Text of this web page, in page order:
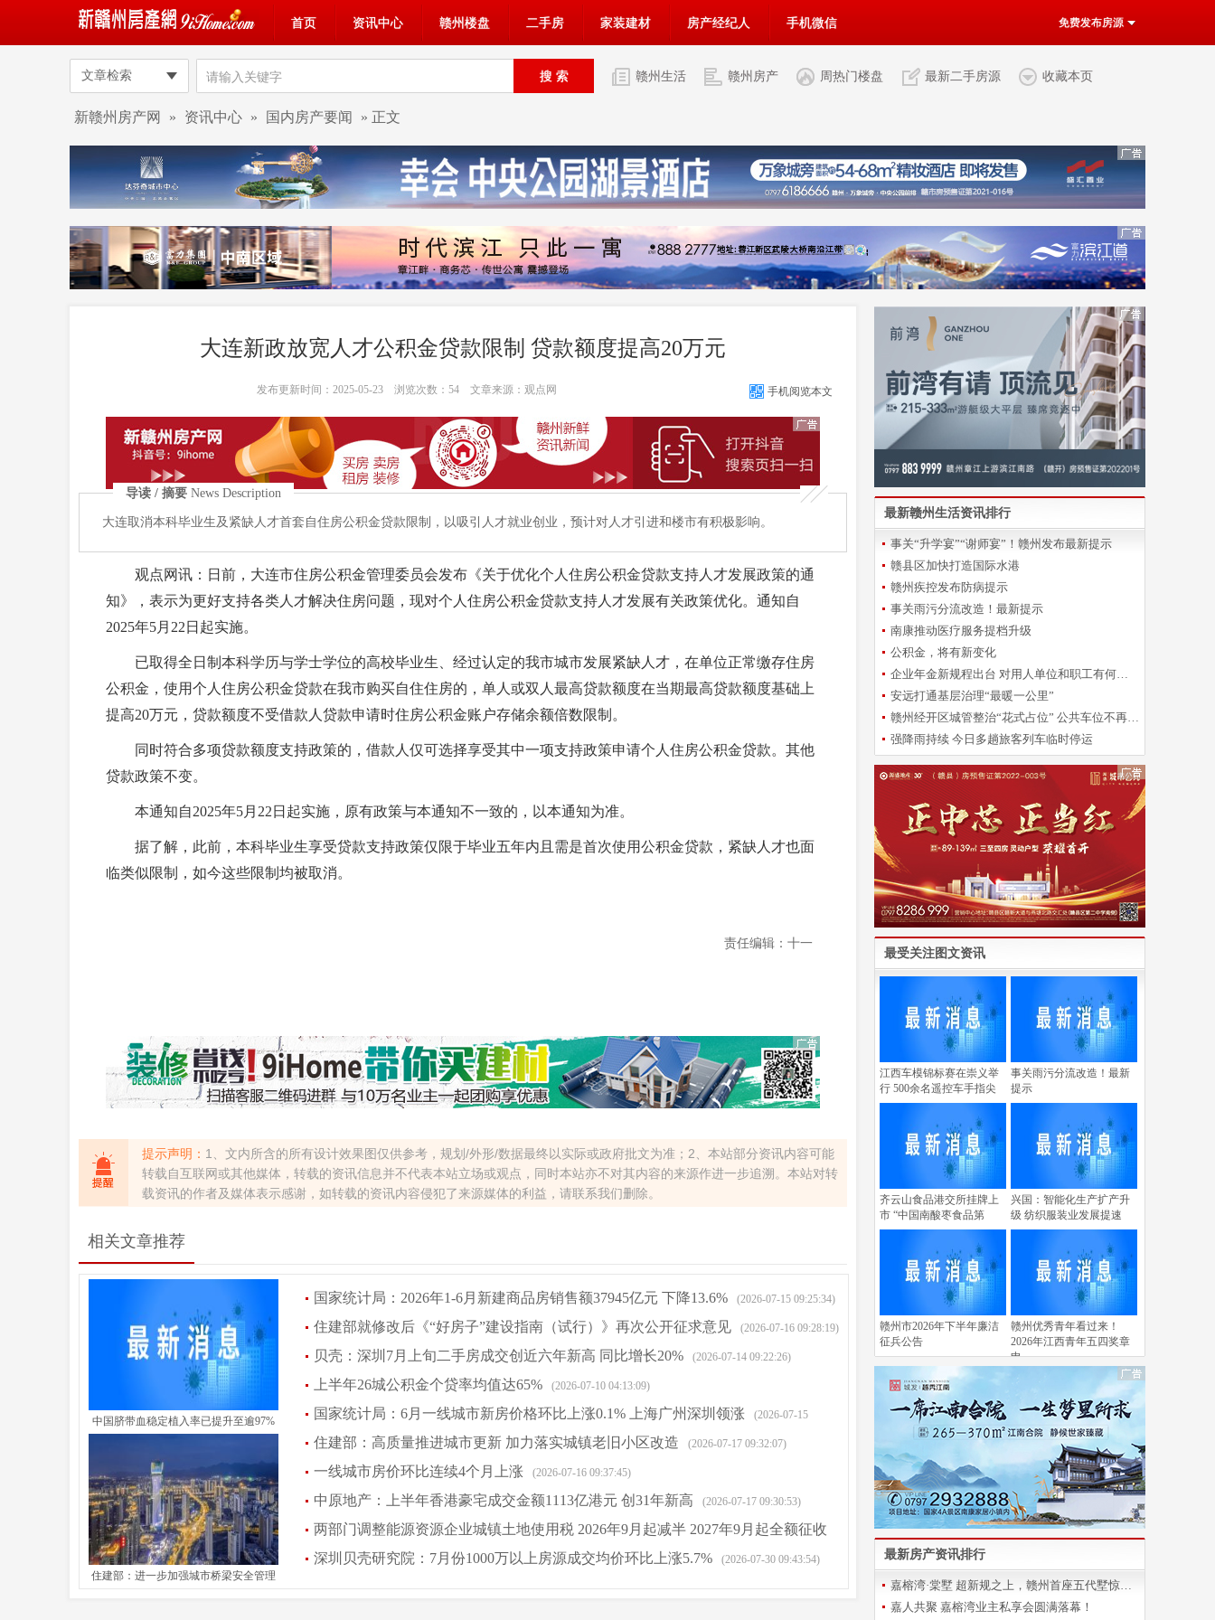
首页 资讯中心 赣州楼盘 二手房 家装建材 房产经纪人 手机微信 免费发布房源
文章检索 赣州生活 赣州房产 周热门楼盘 最新二手房源 收藏本页
新赣州房产网 » 资讯中心 » 国内房产要闻 » 正文
大连新政放宽人才公积金贷款限制 贷款额度提高20万元
发布更新时间：2025-05-23 浏览次数： 54文章来源：观点网 手机阅览本文
导读 / 摘要 News Description
大连取消本科毕业生及紧缺人才首套自住房公积金贷款限制，以吸引人才就业创业，预计对人才引进和楼市有积极影响。
观点网讯：日前，大连市住房公积金管理委员会发布《关于优化个人住房公积金贷款支持人才发展政策的通
知》，表示为更好支持各类人才解决住房问题，现对个人住房公积金贷款支持人才发展有关政策优化。通知自
2025年5月22日起实施。
已取得全日制本科学历与学士学位的高校毕业生、经过认定的我市城市发展紧缺人才，在单位正常缴存住房
公积金，使用个人住房公积金贷款在我市购买自住住房的，单人或双人最高贷款额度在当期最高贷款额度基础上
提高20万元，贷款额度不受借款人贷款申请时住房公积金账户存储余额倍数限制。
同时符合多项贷款额度支持政策的，借款人仅可选择享受其中一项支持政策申请个人住房公积金贷款。其他
贷款政策不变。
本通知自2025年5月22日起实施，原有政策与本通知不一致的，以本通知为准。
据了解，此前，本科毕业生享受贷款支持政策仅限于毕业五年内且需是首次使用公积金贷款，紧缺人才也面
临类似限制，如今这些限制均被取消。
责任编辑：十一
提示声明： 1、文内所含的所有设计效果图仅供参考，规划/外形/数据最终以实际或政府批文为准；2、本站部分资讯内容可能
转载自互联网或其他媒体，转载的资讯信息并不代表本站立场或观点，同时本站亦不对其内容的来源作进一步追溯。本站对转
载资讯的作者及媒体表示感谢，如转载的资讯内容侵犯了来源媒体的利益，请联系我们删除。
相关文章推荐
中国脐带血稳定植入率已提升至逾97%
住建部：进一步加强城市桥梁安全管理
国家统计局：2026年1-6月新建商品房销售额37945亿元 下降13.6% (2026-07-15 09:25:34)
住建部就修改后《“好房子”建设指南（试行）》再次公开征求意见 (2026-07-16 09:28:19)
贝壳：深圳7月上旬二手房成交创近六年新高 同比增长20% (2026-07-14 09:22:26)
上半年26城公积金个贷率均值达65% (2026-07-10 04:13:09)
国家统计局：6月一线城市新房价格环比上涨0.1% 上海广州深圳领涨 (2026-07-15
09:27:09)
住建部：高质量推进城市更新 加力落实城镇老旧小区改造 (2026-07-17 09:32:07)
一线城市房价环比连续4个月上涨 (2026-07-16 09:37:45)
中原地产：上半年香港豪宅成交金额1113亿港元 创31年新高 (2026-07-17 09:30:53)
两部门调整能源资源企业城镇土地使用税 2026年9月起减半 2027年9月起全额征收
(2026-07-28 09:32:48)
深圳贝壳研究院：7月份1000万以上房源成交均价环比上涨5.7% (2026-07-30 09:43:54)
最新赣州生活资讯排行
事关“升学宴”“谢师宴”！赣州发布最新提示
赣县区加快打造国际水港
赣州疾控发布防病提示
事关雨污分流改造！最新提示
南康推动医疗服务提档升级
公积金，将有新变化
企业年金新规程出台 对用人单位和职工有何影响？
安远打通基层治理“最暖一公里”
赣州经开区城管整治“花式占位” 公共车位不再“一位难求”
强降雨持续 今日多趟旅客列车临时停运
最受关注图文资讯
江西车模锦标赛在崇义举
行 500余名遥控车手指尖
事关雨污分流改造！最新
提示
齐云山食品港交所挂牌上
市 “中国南酸枣食品第
兴国：智能化生产扩产升
级 纺织服装业发展提速
赣州市2026年下半年廉洁
征兵公告
赣州优秀青年看过来！
2026年江西青年五四奖章
申
最新房产资讯排行
嘉榕湾·棠墅 超新规之上，赣州首座五代墅惊艳登场
嘉人共聚 嘉榕湾业主私享会圆满落幕！